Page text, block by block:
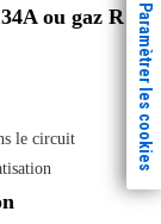
ou gaz R
le circuit
Paramètrer les cookies